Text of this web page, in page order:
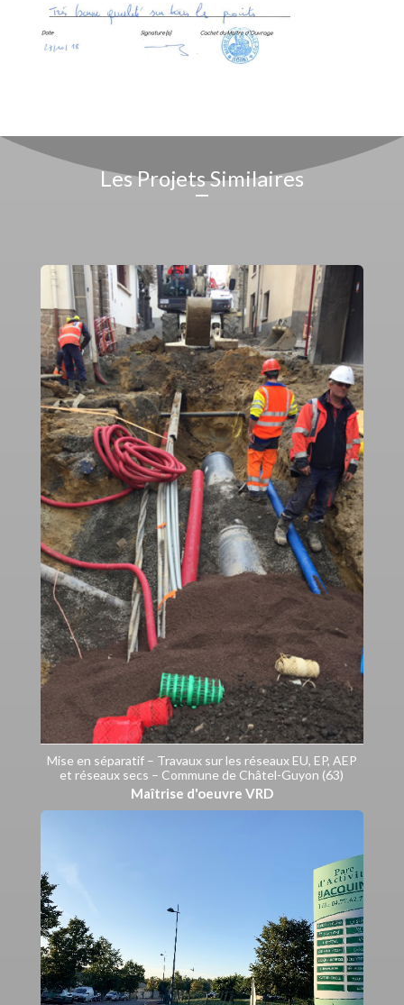
Les Projets Similaires
Mise en séparatif – Travaux sur les réseaux EU, EP, AEP
et réseaux secs – Commune de Châtel-Guyon (63)
Maîtrise d'oeuvre VRD